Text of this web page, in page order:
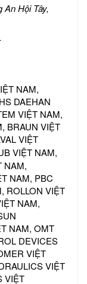
Hội Tây,
NAM,
DAEHAN
VIỆT NAM,
BRAUN VIỆT
VIỆT
VIỆT NAM,
NAM,
NAM, PBC
ROLLON VIỆT
NAM,
NAM, OMT
DEVICES
VIỆT
VIỆT
VIỆT